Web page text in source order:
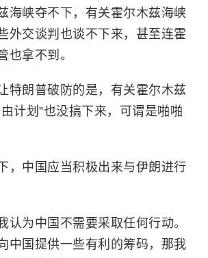
海峡夺不下，有关霍尔木兹海峡
外交谈判也谈不下来，甚至连霍
也拿不到。
特朗普破防的是，有关霍尔木兹
计划”也没搞下来，可谓是啪啪
，中国应当积极出来与伊朗进行
认为中国不需要采取任何行动。
中国提供一些有利的筹码，那我